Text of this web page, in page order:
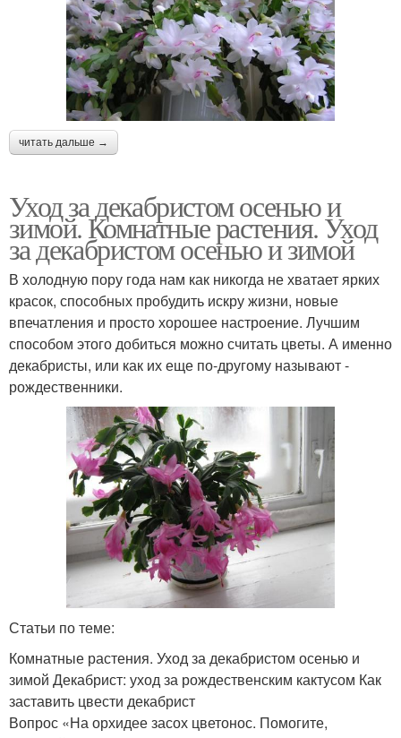
читать дальше →
Уход за декабристом осенью и
зимой. Комнатные растения. Уход
за декабристом осенью и зимой
В холодную пору года нам как никогда не хватает ярких
красок, способных пробудить искру жизни, новые
впечатления и просто хорошее настроение. Лучшим
способом этого добиться можно считать цветы. А именно
декабристы, или как их еще по-другому называют -
рождественники.
Статьи по теме:
Комнатные растения. Уход за декабристом осенью и
зимой Декабрист: уход за рождественским кактусом Как
заставить цвести декабрист
Вопрос «На орхидее засох цветонос. Помогите,